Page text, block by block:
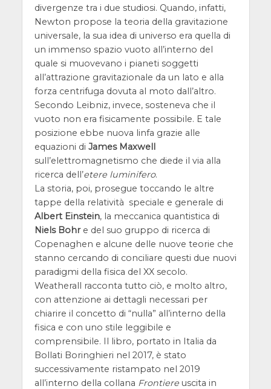
divergenze tra i due studiosi. Quando, infatti,
Newton propose la teoria della gravitazione
universale, la sua idea di universo era quella di
un immenso spazio vuoto all’interno del
quale si muovevano i pianeti soggetti
all’attrazione gravitazionale da un lato e alla
forza centrifuga dovuta al moto dall’altro.
Secondo Leibniz, invece, sosteneva che il
vuoto non era fisicamente possibile. E tale
posizione ebbe nuova linfa grazie alle
equazioni di James Maxwell
sull’elettromagnetismo che diede il via alla
ricerca dell’etere luminifero.
La storia, poi, prosegue toccando le altre
tappe della relatività speciale e generale di
Albert Einstein, la meccanica quantistica di
Niels Bohre del suo gruppo di ricerca di
Copenaghen e alcune delle nuove teorie che
stanno cercando di conciliare questi due nuovi
paradigmi della fisica del XX secolo.
Weatherall racconta tutto ciò, e molto altro,
con attenzione ai dettagli necessari per
chiarire il concetto di “nulla” all’interno della
fisica e con uno stile leggibile e
comprensibile. Il libro, portato in Italia da
Bollati Boringhieri nel 2017, è stato
successivamente ristampato nel 2019
all’interno della collana Frontiereuscita in